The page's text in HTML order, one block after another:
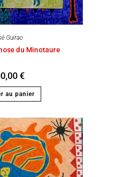
Guirao
du Minotaure
€
au panier